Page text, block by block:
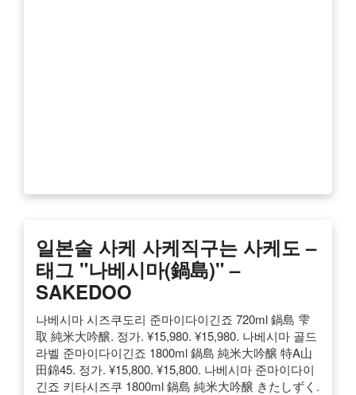
일본술 사케 사케직구는 사케도 –
태그 "나베시마(鍋島)" –
SAKEDOO
나베시마 시즈쿠도리 준마이다이긴죠 720ml 鍋島 雫
取 純米大吟醸. 정가. ¥15,980. ¥15,980. 나베시마 골드
라벨 준마이다이긴죠 1800ml 鍋島 純米大吟醸 特A山
田錦45. 정가. ¥15,800. ¥15,800. 나베시마 준마이다이
긴죠 키타시즈쿠 1800ml 鍋島 純米大吟醸 きたしずく.